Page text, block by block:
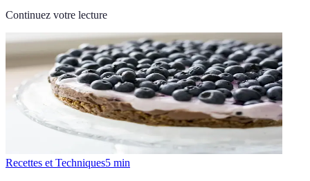
Continuez votre lecture
Recettes et Techniques5 min